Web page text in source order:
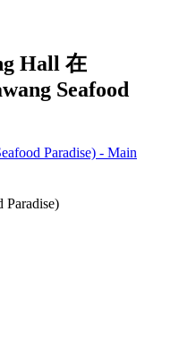
Hall 在
Seafood
Paradise) - Main
Paradise)